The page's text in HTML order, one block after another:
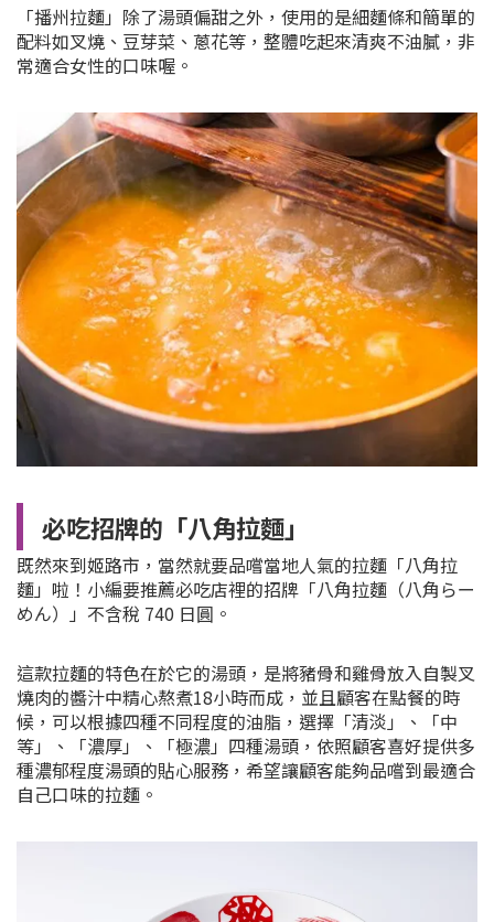
「播州拉麵」除了湯頭偏甜之外，使用的是細麵條和簡單的
配料如叉燒、豆芽菜、蔥花等，整體吃起來清爽不油膩，非
常適合女性的口味喔。
必吃招牌的「八角拉麵」
既然來到姬路市，當然就要品嚐當地人氣的拉麵「八角拉
麵」啦！小編要推薦必吃店裡的招牌「八角拉麵（八角らー
めん）」不含稅 740 日圓。
這款拉麵的特色在於它的湯頭，是將豬骨和雞骨放入自製叉
燒肉的醬汁中精心熬煮18小時而成，並且顧客在點餐的時
候，可以根據四種不同程度的油脂，選擇「清淡」、「中
等」、「濃厚」、「極濃」四種湯頭，依照顧客喜好提供多
種濃郁程度湯頭的貼心服務，希望讓顧客能夠品嚐到最適合
自己口味的拉麵。